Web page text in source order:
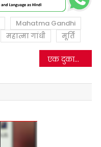
Mahatma Gandhi
महात्मा गांधी मूर्ति
एक दुकानदार के रोने और ग्राहक के पैर पकड़ने का यह वायरल वीडियो, स्क्रिप्टेड है….